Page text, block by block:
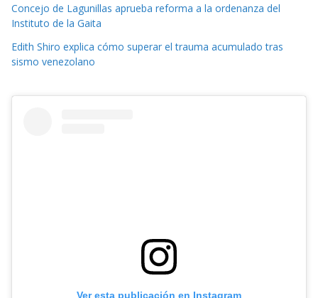
Concejo de Lagunillas aprueba reforma a la ordenanza del
Instituto de la Gaita
Edith Shiro explica cómo superar el trauma acumulado tras
sismo venezolano
Ver esta publicación en Instagram